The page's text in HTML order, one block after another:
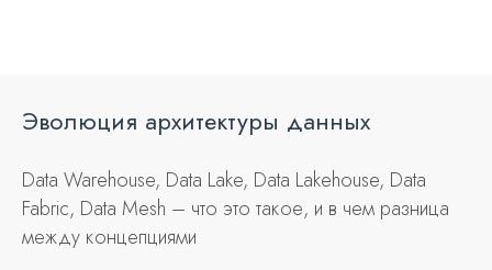
Эволюция архитектуры данных
Data Warehouse, Data Lake, Data Lakehouse, Data
Fabric, Data Mesh – что это такое, и в чем разница
между концепциями